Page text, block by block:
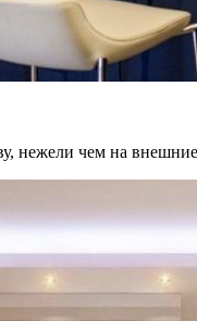
нежели чем на